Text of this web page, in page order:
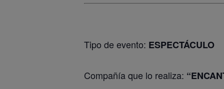
Tipo de evento: ESPECTÁCULO
Compañía que lo realiza: